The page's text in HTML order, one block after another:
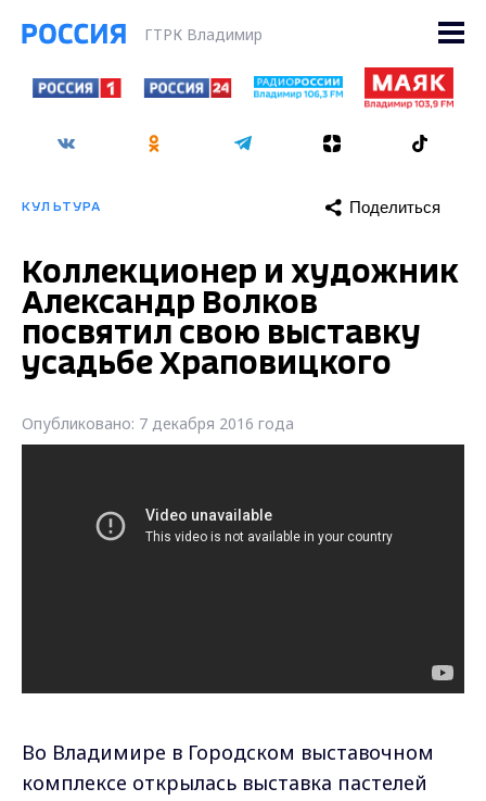
ГТРК Владимир
КУЛЬТУРА Поделиться
Коллекционер и художник
Александр Волков
посвятил свою выставку
усадьбе Храповицкого
Опубликовано: 7 декабря 2016 года
Во Владимире в Городском выставочном
комплексе открылась выставка пастелей